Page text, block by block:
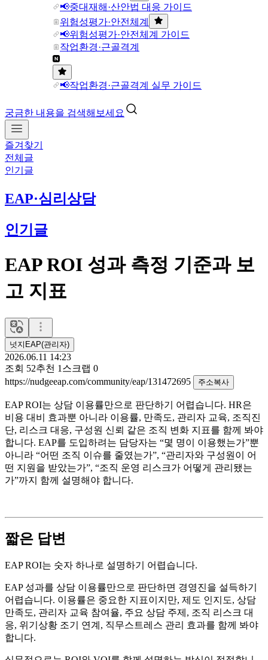
📢중대재해·산안법 대응 가이드
위험성평가·안전체계
📢위험성평가·안전체계 가이드
작업환경·근골격계
📢작업환경·근골격계 실무 가이드
궁금한 내용을 검색해보세요
즐겨찾기
전체글
인기글
EAP·심리상담
인기글
EAP ROI 성과 측정 기준과 보
고 지표
넛지EAP(관리자)
2026.06.11 14:23
조회 52추천 1 스크랩 0
https://nudgeeap.com/community/eap/131472695
주소복사
EAP ROI는 상담 이용률만으로 판단하기 어렵습니다. HR은
비용 대비 효과뿐 아니라 이용률, 만족도, 관리자 교육, 조직진
단, 리스크 대응, 구성원 신뢰 같은 조직 변화 지표를 함께 봐야
합니다. EAP를 도입하려는 담당자는 “몇 명이 이용했는가”뿐
아니라 “어떤 조직 이슈를 줄였는가”, “관리자와 구성원이 어
떤 지원을 받았는가”, “조직 운영 리스크가 어떻게 관리됐는
가”까지 함께 설명해야 합니다.
짧은 답변
EAP ROI는 숫자 하나로 설명하기 어렵습니다.
EAP 성과를 상담 이용률만으로 판단하면 경영진을 설득하기
어렵습니다. 이용률은 중요한 지표이지만, 제도 인지도, 상담
만족도, 관리자 교육 참여율, 주요 상담 주제, 조직 리스크 대
응, 위기상황 조기 연계, 직무스트레스 관리 효과를 함께 봐야
합니다.